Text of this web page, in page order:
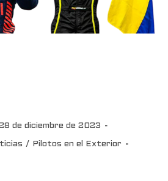
de diciembre de 2023
/ Pilotos en el Exterior